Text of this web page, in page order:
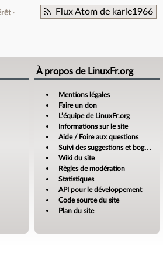
Flux Atom de karle1966
À propos de LinuxFr.org
Mentions légales
Faire un don
L’équipe de LinuxFr.org
Informations sur le site
Aide / Foire aux questions
Suivi des suggestions et bogues
Wiki du site
Règles de modération
Statistiques
API pour le développement
Code source du site
Plan du site